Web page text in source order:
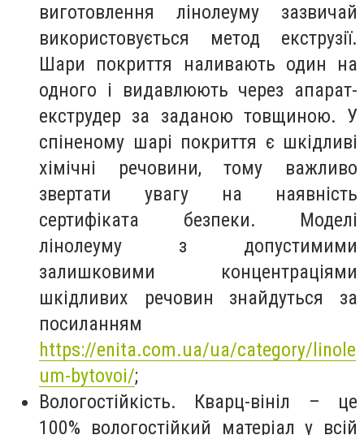
виготовлення лінолеуму зазвичай
використовується метод екструзії.
Шари покриття наливають один на
одного і видавлюють через апарат-
екструдер за заданою товщиною. У
спіненому шарі покриття є шкідливі
хімічні речовини, тому важливо
звертати увагу на наявність
сертифіката безпеки. Моделі
лінолеуму з допустимими
залишковими концентраціями
шкідливих речовин знайдуться за
посиланням
https://enita.com.ua/ua/category/linole
um-bytovoi/;
Вологостійкість. Кварц-вініл – це
100% вологостійкий матеріал у всій